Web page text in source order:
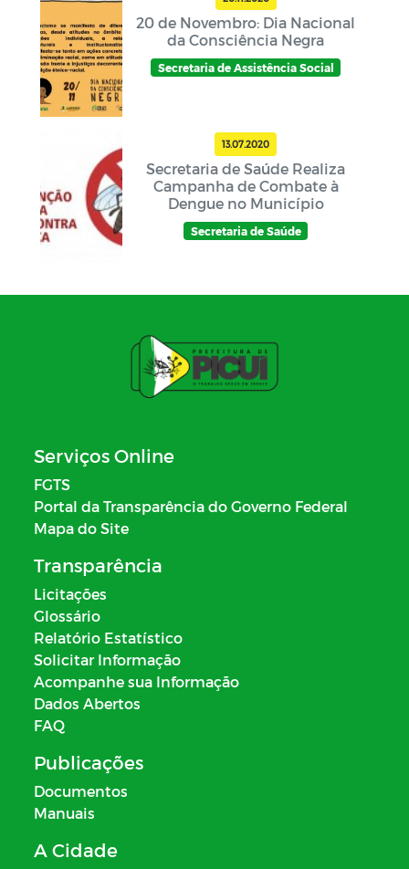
20 de Novembro: Dia Nacional
da Consciência Negra
Secretaria de Assistência Social
13.07.2020
Secretaria de Saúde Realiza
Campanha de Combate à
Dengue no Município
Secretaria de Saúde
Serviços Online
FGTS
Portal da Transparência do Governo Federal
Mapa do Site
Transparência
Licitações
Glossário
Relatório Estatístico
Solicitar Informação
Acompanhe sua Informação
Dados Abertos
FAQ
Publicações
Documentos
Manuais
A Cidade